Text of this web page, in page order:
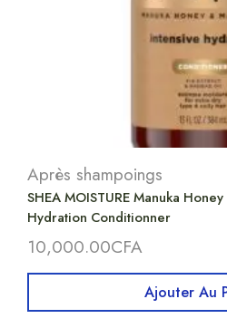
Après shampoings
SHEA MOISTURE Manuka
Hydration Conditionner
10,000.00CFA
Ajouter Au